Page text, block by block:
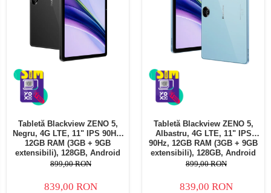
Tabletă Blackview ZENO 5,
Negru, 4G LTE, 11" IPS 90Hz,
12GB RAM (3GB + 9GB
extensibili), 128GB, Android
16, Unisoc T7250, 8300mAh,
SIM
899,00 RON
839,00 RON
Tabletă Blackview ZENO 5,
Albastru, 4G LTE, 11" IPS
90Hz, 12GB RAM (3GB + 9GB
extensibili), 128GB, Android
16, Unisoc T7250, 8300mAh,
SIM
899,00 RON
839,00 RON